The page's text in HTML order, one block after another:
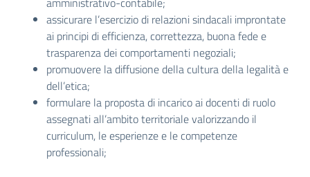
assicurare l’esercizio di relazioni sindacali improntate
ai principi di efficienza, correttezza, buona fede e
trasparenza dei comportamenti negoziali;
promuovere la diffusione della cultura della legalità e
dell’etica;
formulare la proposta di incarico ai docenti di ruolo
assegnati all’ambito territoriale valorizzando il
curriculum, le esperienze e le competenze
professionali;